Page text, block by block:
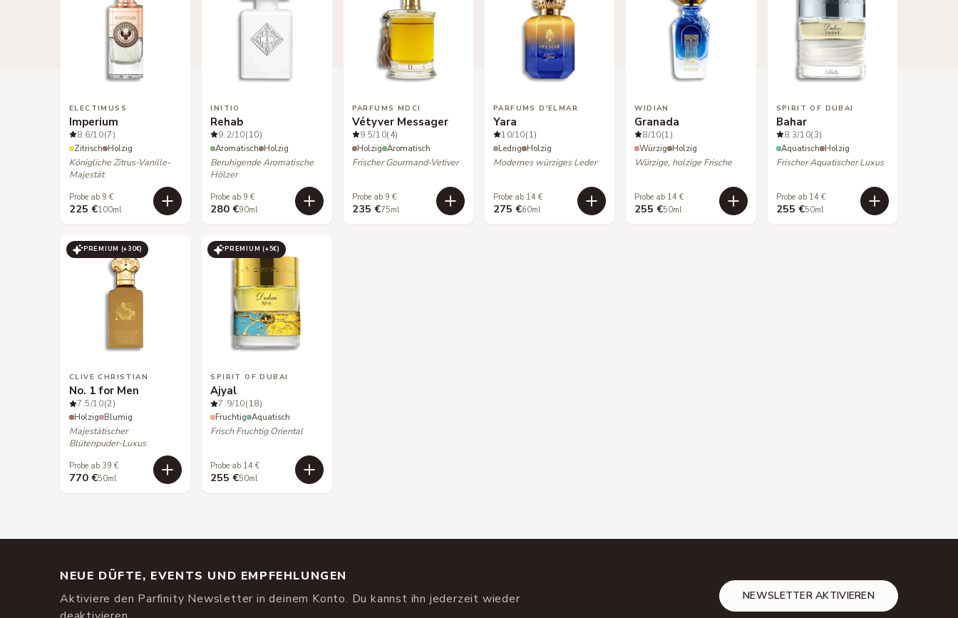
ELECTIMUSS
Imperium
8.6/10(7)
Zitrisch Holzig
Königliche Zitrus-Vanille-
Majestät
Probe ab 9 €
225 €100ml
INITIO
Rehab
9.2/10(10)
Aromatisch Holzig
Beruhigende Aromatische
Hölzer
Probe ab 9 €
280 €90ml
PARFUMS MDCI
Vétyver Messager
9.5/10(4)
Holzig Aromatisch
Frischer Gourmand-Vetiver
Probe ab 9 €
235 €75ml
PARFUMS D'ELMAR
Yara
10/10(1)
Ledrig Holzig
Modernes würziges Leder
Probe ab 14 €
275 €60ml
WIDIAN
Granada
8/10(1)
Würzig Holzig
Würzige, holzige Frische
Probe ab 14 €
255 €50ml
SPIRIT OF DUBAI
Bahar
8.3/10(3)
Aquatisch Holzig
Frischer Aquatischer Luxus
Probe ab 14 €
255 €50ml
PREMIUM (+30€)
CLIVE CHRISTIAN
No. 1 for Men
7.5/10(2)
Holzig Blumig
Majestätischer
Blütenpuder-Luxus
Probe ab 39 €
770 €50ml
PREMIUM (+5€)
SPIRIT OF DUBAI
Ajyal
7.9/10(18)
Fruchtig Aquatisch
Frisch Fruchtig Oriental
Probe ab 14 €
255 €50ml
NEUE DÜFTE, EVENTS UND EMPFEHLUNGEN
Aktiviere den Parfinity Newsletter in deinem Konto. Du kannst ihn jederzeit wieder
NEWSLETTER AKTIVIEREN